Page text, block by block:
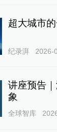
超大城市
纪录湃 2026-
讲座预告
象
全球智库